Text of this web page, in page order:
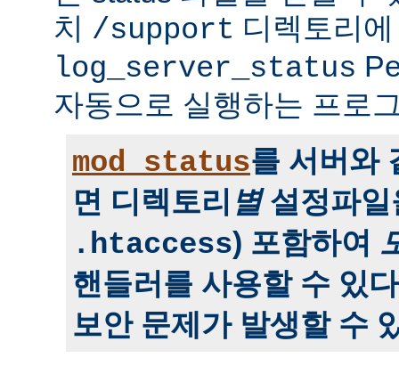
치 /support 디렉토리
log_server_status
자동으로 실행하는 프로
mod_status를 서버와
면 디렉토리 별설정파일
.htaccess) 포함하여
핸들러를 사용할 수 있
보안 문제가 발생할 수